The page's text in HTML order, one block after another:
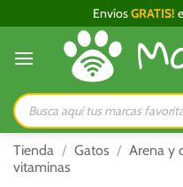
al
contenido
EnvíosGRATIS!
Búsqueda
de
productos
Tienda / Gatos / Arena y
vitaminas